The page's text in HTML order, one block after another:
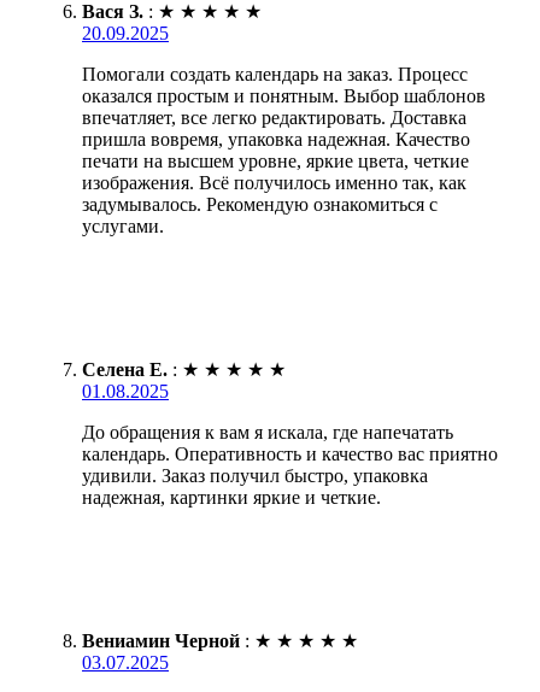
Вася З. : ★ ★ ★ ★ ★
20.09.2025
Помогали создать календарь на заказ. Процесс
оказался простым и понятным. Выбор шаблонов
впечатляет, все легко редактировать. Доставка
пришла вовремя, упаковка надежная. Качество
печати на высшем уровне, яркие цвета, четкие
изображения. Всё получилось именно так, как
задумывалось. Рекомендую ознакомиться с
услугами.
Селена Е. : ★ ★ ★ ★ ★
01.08.2025
До обращения к вам я искала, где напечатать
календарь. Оперативность и качество вас приятно
удивили. Заказ получил быстро, упаковка
надежная, картинки яркие и четкие.
Вениамин Черной : ★ ★ ★ ★ ★
03.07.2025